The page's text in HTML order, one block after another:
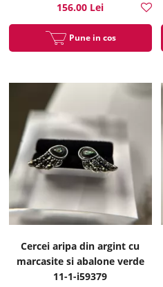
156.00 Lei
Pune in cos
Cercei aripa din argint cu
marcasite si abalone verde
11-1-i59379